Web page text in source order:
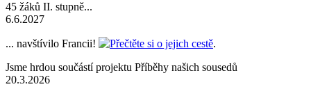
45 žáků II. stupně...
6.6.2027
... navštívilo Francii! Přečtěte si o jejich cestě.
Jsme hrdou součástí projektu Příběhy našich sousedů
20.3.2026